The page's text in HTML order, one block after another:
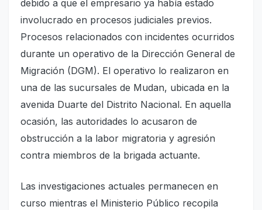
debido a que el empresario ya había estado
involucrado en procesos judiciales previos.
Procesos relacionados con incidentes ocurridos
durante un operativo de la Dirección General de
Migración (DGM). El operativo lo realizaron en
una de las sucursales de Mudan, ubicada en la
avenida Duarte del Distrito Nacional. En aquella
ocasión, las autoridades lo acusaron de
obstrucción a la labor migratoria y agresión
contra miembros de la brigada actuante.
Las investigaciones actuales permanecen en
curso mientras el Ministerio Público recopila